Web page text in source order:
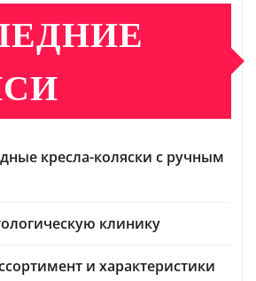
кресла-коляски с ручным
клинику
и характеристики